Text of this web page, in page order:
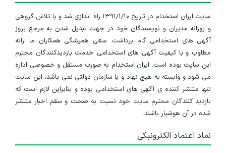
سایت ایران استخدام در تاریخ ۱۳۹۱/۱/۱۰ راه اندازی شد و با تلاش گروهی
و روزانه مدیران و نویسندگان خود در جهت تبدیل شدن به مرجع بروز
آگهی های استخدامی گام برداشت. سعی همیشگی همکاران ما ارائه
مطلوب و با کیفیت آگهی های استخدامی خدمت بازدیدکنندگان محترم
این سایت بوده است. ایران استخدام به صورت مستقل و خصوصی اداره
می شود و وابسته به هیچ نهاد و یا سازمان دولتی نمی باشد، این سایت
تنها منتشر کننده ی آگهی های استخدامی بوده و بنابراین لازم است که
بازدید کنندگان محترم سایت خود نسبت به صحت و سقم اخبار منتشر
شده در آن هوشیار باشند.
نماد اعتماد الکترونیکی